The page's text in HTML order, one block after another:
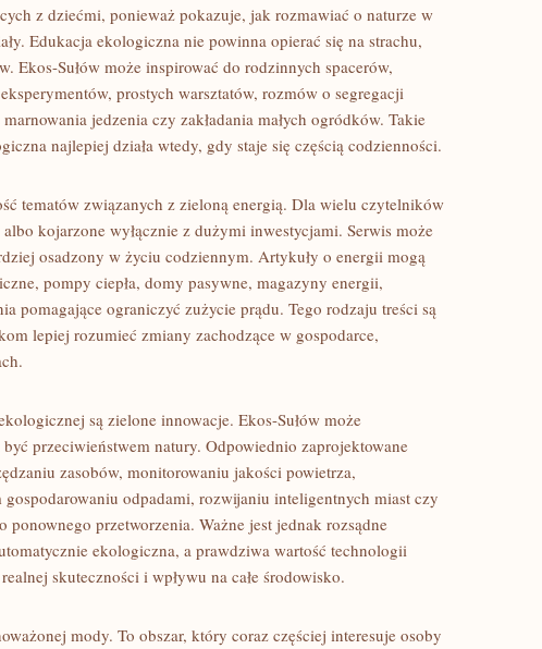
z dziećmi, ponieważ pokazuje, jak rozmawiać o naturze w
Edukacja ekologiczna nie powinna opierać się na strachu,
Ekos-Sułów może inspirować do rodzinnych spacerów,
prostych warsztatów, rozmów o segregacji
jedzenia czy zakładania małych ogródków. Takie
najlepiej działa wtedy, gdy staje się częścią codzienności.
tematów związanych z zieloną energią. Dla wielu czytelników
kojarzone wyłącznie z dużymi inwestycjami. Serwis może
osadzony w życiu codziennym. Artykuły o energii mogą
pompy ciepła, domy pasywne, magazyny energii,
pomagające ograniczyć zużycie prądu. Tego rodzaju treści są
lepiej rozumieć zmiany zachodzące w gospodarce,
są zielone innowacje. Ekos-Sułów może
przeciwieństwem natury. Odpowiednio zaprojektowane
zasobów, monitorowaniu jakości powietrza,
odpadami, rozwijaniu inteligentnych miast czy
ponownego przetworzenia. Ważne jest jednak rozsądne
ekologiczna, a prawdziwa wartość technologii
skuteczności i wpływu na całe środowisko.
mody. To obszar, który coraz częściej interesuje osoby